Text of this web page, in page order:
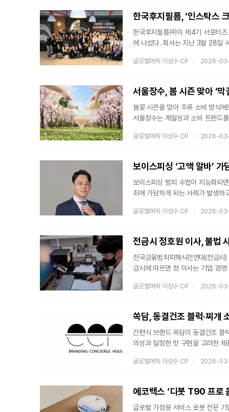
다. 업계에서는 이를 신규 브랜드
한국후지필름, ‘인스탁스
한국후지필름㈜이 제4기 서포터즈
에 나섰다. 회사는 지난 3월 28일
도를 높이기 위해 기획됐다. 행사
하는 서포터즈 프로그램으로, 올
글로벌에픽 이성수 CP 2026-
서울장수, 봄 시즌 맞아 ‘
봄꽃 시즌을 맞아 주류 소비 방식
서울장수는 계절성과 소비 트렌드
산되고 있다. 이에 따라 계절감을
특징이다. 이러한 특성은 다양한
글로벌에픽 이성수 CP 2026-
보이스피싱 ‘고액 알바’
보이스피싱 범죄 수법이 지능화되
죄에 가담하게 되는 사례가 발생하
로 실형을 선고하는 사례가 다수다
가 비정상적인 지시나 대가 지급
글로벌에픽 이성수 CP 2026-
전금시 정호원 이사, 불법
전국금융범죄피해시민연대(전금
금시에 따르면 정 이사는 기업 경
기탁하고, 수차례에 걸쳐 기부 활
해 채권자와의 협의 지원, 심리적
글로벌에픽 이성수 CP 2026-
간편식 브랜드 쏙담이 동결건조 블
의성과 일정한 맛 구현을 고려한
설계됐다.제품에는 기본적인 맛의
를 바탕으로 제품 설계를 진행하
글로벌에픽 이성수 CP 2026-
에코백스 ‘디봇 T90 프로
글로벌 가정용 서비스 로봇 전문